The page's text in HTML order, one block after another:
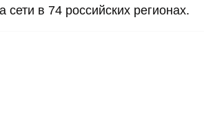
в 74 российских регионах.